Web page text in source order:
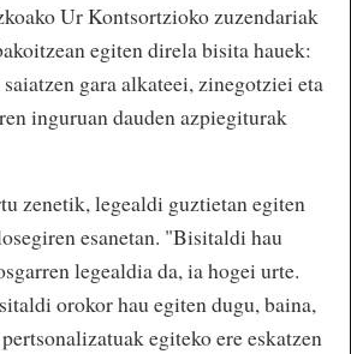
Ur Kontsortzioko zuzendariak
egiten direla bisita hauek:
gara alkateei, zinegotziei eta
inguruan dauden azpiegiturak
zenetik, legealdi guztietan egiten
esanetan. "Bisitaldi hau
legealdia da, ia hogei urte.
orokor hau egiten dugu, baina,
egiteko ere eskatzen